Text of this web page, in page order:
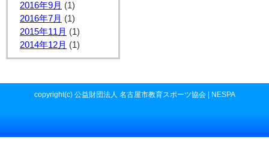
2016年9月 (1)
2016年7月 (1)
2015年11月 (1)
2014年12月 (1)
copyright(c) 公益財団法人 名古屋市教育スポーツ協会 | NESPA